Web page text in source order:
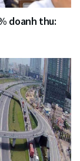
doanh thu: